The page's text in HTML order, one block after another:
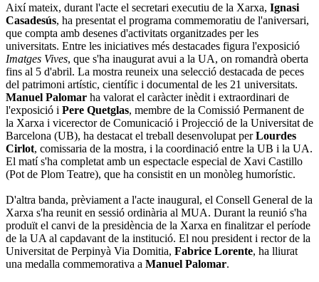
Així mateix, durant l'acte el secretari executiu de la Xarxa, Ignasi
Casadesús, ha presentat el programa commemoratiu de l'aniversari,
que compta amb desenes d'activitats organitzades per les
universitats. Entre les iniciatives més destacades figura l'exposició
Imatges Vives, que s'ha inaugurat avui a la UA, on romandrà oberta
fins al 5 d'abril. La mostra reuneix una selecció destacada de peces
del patrimoni artístic, científic i documental de les 21 universitats.
Manuel Palomar ha valorat el caràcter inèdit i extraordinari de
l'exposició i Pere Quetglas, membre de la Comissió Permanent de
la Xarxa i vicerector de Comunicació i Projecció de la Universitat de
Barcelona (UB), ha destacat el treball desenvolupat perLourdes
Cirlot, comissaria de la mostra, i la coordinació entre la UB i la UA.
El matí s'ha completat amb un espectacle especial de Xavi Castillo
(Pot de Plom Teatre), que ha consistit en un monòleg humorístic.
D'altra banda, prèviament a l'acte inaugural, el Consell General de la
Xarxa s'ha reunit en sessió ordinària al MUA. Durant la reunió s'ha
produït el canvi de la presidència de la Xarxa en finalitzar el període
de la UA al capdavant de la institució. El nou president i rector de la
Universitat de Perpinyà Via Domitia, Fabrice Lorente, ha lliurat
una medalla commemorativa a Manuel Palomar.